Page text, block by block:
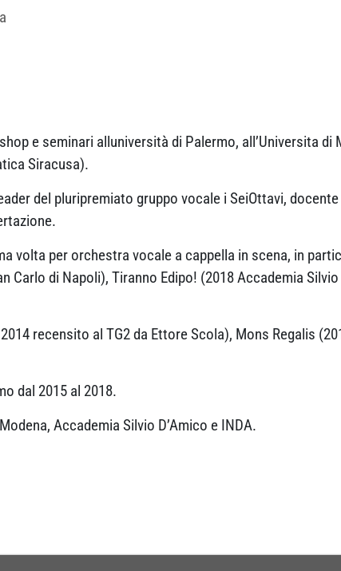
e seminari alluniversità di Palermo, all’Universita di
Siracusa).
del pluripremiato gruppo vocale i SeiOttavi,
volta per orchestra vocale a cappella in scena, in
di Napoli), Tiranno Edipo! (2018 Accademia Silvio
recensito al TG2 da Ettore Scola), Mons Regalis
dal 2015 al 2018.
Accademia Silvio D’Amico e INDA.